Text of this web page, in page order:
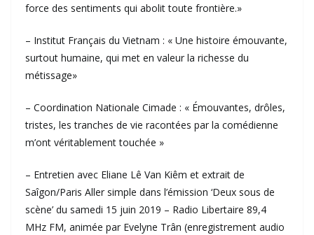
force des sentiments qui abolit toute frontière.»
– Institut Français du Vietnam : « Une histoire émouvante,
surtout humaine, qui met en valeur la richesse du
métissage»
– Coordination Nationale Cimade : « Émouvantes, drôles,
tristes, les tranches de vie racontées par la comédienne
m’ont véritablement touchée »
– Entretien avec Eliane Lê Van Kiêm et extrait de
Saîgon/Paris Aller simple dans l’émission ‘Deux sous de
scène’ du samedi 15 juin 2019 – Radio Libertaire 89,4
MHz FM, animée par Evelyne Trân (enregistrement audio